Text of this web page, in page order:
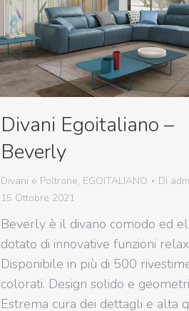
Divani Egoitaliano –
Beverly
Divani e Poltrone, EGOITALIANO Di
15 Ottobre 2021
Beverly è il divano comodo ed
dotato di innovative funzioni
Disponibile in più di 500
colorati. Design solido e
Estrema cura dei dettagli e alta